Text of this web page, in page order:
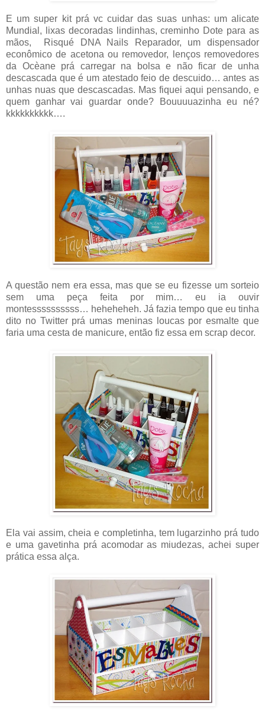
E um super kit prá vc cuidar das suas unhas: um alicate
Mundial, lixas decoradas lindinhas, creminho Dote para as
mãos, Risqué DNA Nails Reparador, um dispensador
econômico de acetona ou removedor, lenços removedores
da Ocèane prá carregar na bolsa e não ficar de unha
descascada que é um atestado feio de descuido… antes as
unhas nuas que descascadas. Mas fiquei aqui pensando, e
quem ganhar vai guardar onde? Bouuuuazinha eu né?
kkkkkkkkkk….
A questão nem era essa, mas que se eu fizesse um sorteio
sem uma peça feita por mim… eu ia ouvir
montessssssssss… heheheheh. Já fazia tempo que eu tinha
dito no Twitter prá umas meninas loucas por esmalte que
faria uma cesta de manicure, então fiz essa em scrap decor.
Ela vai assim, cheia e completinha, tem lugarzinho prá tudo
e uma gavetinha prá acomodar as miudezas, achei super
prática essa alça.